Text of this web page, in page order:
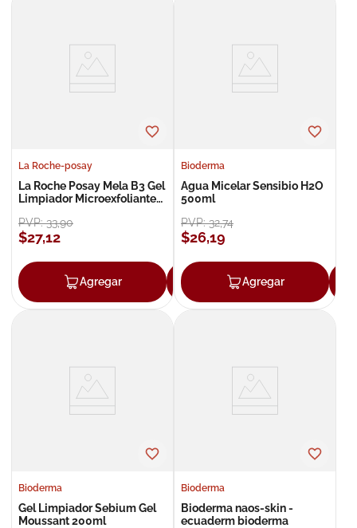
La Roche-posay
La Roche Posay Mela B3 Gel
Limpiador Microexfoliante
PVP:33,90
$27,12
Agregar Agregar
Bioderma
Agua Micelar Sensibio H2O
500ml
PVP:32,74
$26,19
Agregar
Bioderma
Gel Limpiador Sebium Gel
Moussant 200ml
Bioderma
Bioderma naos-skin -
ecuaderm bioderma